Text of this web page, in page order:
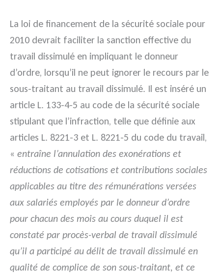
La loi de financement de la sécurité sociale pour
2010 devrait faciliter la sanction effective du
travail dissimulé en impliquant le donneur
d’ordre, lorsqu’il ne peut ignorer le recours par le
sous-traitant au travail dissimulé. Il est inséré un
article L. 133-4-5 au code de la sécurité sociale
stipulant que l’infraction, telle que définie aux
articles L. 8221-3 et L. 8221-5 du code du travail,
« entraîne l’annulation des exonérations et
réductions de cotisations et contributions sociales
applicables au titre des rémunérations versées
aux salariés employés par le donneur d’ordre
pour chacun des mois au cours duquel il est
constaté par procès-verbal de travail dissimulé
qu’il a participé au délit de travail dissimulé en
qualité de complice de son sous-traitant, et ce